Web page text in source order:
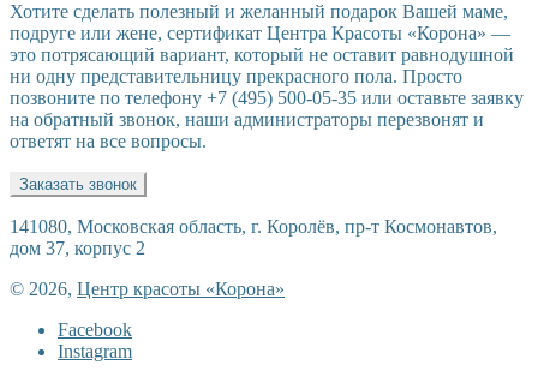
Хотите сделать полезный и желанный подарок Вашей маме,
подруге или жене, сертификат Центра Красоты «Корона» —
это потрясающий вариант, который не оставит равнодушной
ни одну представительницу прекрасного пола. Просто
позвоните по телефону +7 (495) 500-05-35 или оставьте заявку
на обратный звонок, наши администраторы перезвонят и
ответят на все вопросы.
Заказать звонок
141080, Московская область, г. Королёв, пр-т Космонавтов,
дом 37, корпус 2
© 2026, Центр красоты «Корона»
Facebook
Instagram